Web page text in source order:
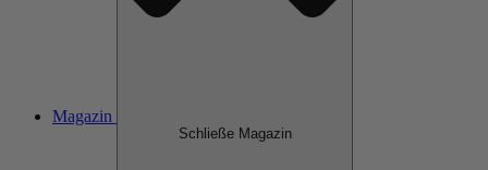
Magazin
Schließe Magazin